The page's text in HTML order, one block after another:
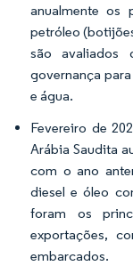
anualmente os
petróleo
são avaliados
governança
e água.
Fevereiro de
Arábia Saudita
com o ano
diesel e óleo
foram os
exportações,
embarcados.